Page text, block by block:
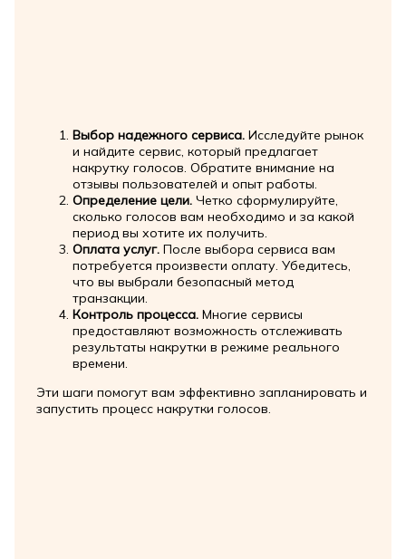
Выбор надежного сервиса.Исследуйте рынок
и найдите сервис, который предлагает
накрутку голосов. Обратите внимание на
отзывы пользователей и опыт работы.
Определение цели.Четко сформулируйте,
сколько голосов вам необходимо и за какой
период вы хотите их получить.
Оплата услуг.После выбора сервиса вам
потребуется произвести оплату. Убедитесь,
что вы выбрали безопасный метод
транзакции.
Контроль процесса.Многие сервисы
предоставляют возможность отслеживать
результаты накрутки в режиме реального
времени.
Эти шаги помогут вам эффективно запланировать и
запустить процесс накрутки голосов.